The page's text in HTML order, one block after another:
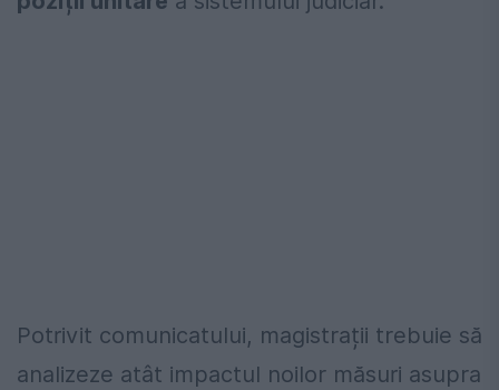
Potrivit comunicatului, magistrații trebuie să
analizeze atât impactul noilor măsuri asupra